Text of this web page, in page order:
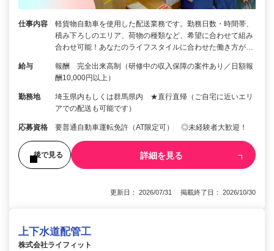
仕事内容
軽貨物自動車を使用した配送業務です。勤務日数・時間帯、
積み下ろしのエリア、荷物の種類など、希望に合わせて組み
合わせ可能！あなたのライフスタイルに合わせた働き方が…
給与
報酬 完全出来高制（研修中の収入保障の案件あり／日額報
酬10,000円以上）
勤務地
埼玉県内もしくは群馬県内 ★直行直帰（ご自宅に近いエリ
アでの配送も可能です）
応募資格 要普通自動車運転免許（AT限定可） ◎未経験者大歓迎！
後で見る 詳細を見る
更新日： 2026/07/31 掲載終了日： 2026/10/30
上下水道配管工
株式会社ライフィット